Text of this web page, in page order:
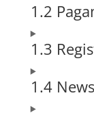
1.2
1.3
1.4